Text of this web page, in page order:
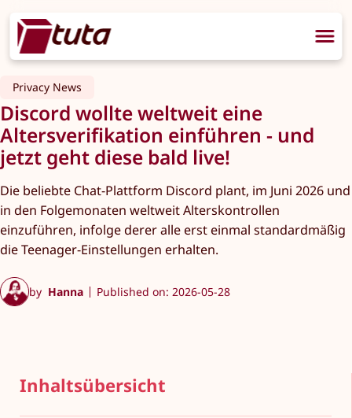
Privacy News
Discord wollte weltweit eine
Altersverifikation einführen - und
jetzt geht diese bald live!
Die beliebte Chat-Plattform Discord plant, im Juni 2026 und
in den Folgemonaten weltweit Alterskontrollen
einzuführen, infolge derer alle erst einmal standardmäßig
die Teenager-Einstellungen erhalten.
by Hanna Published on: 2026-05-28
Inhaltsübersicht